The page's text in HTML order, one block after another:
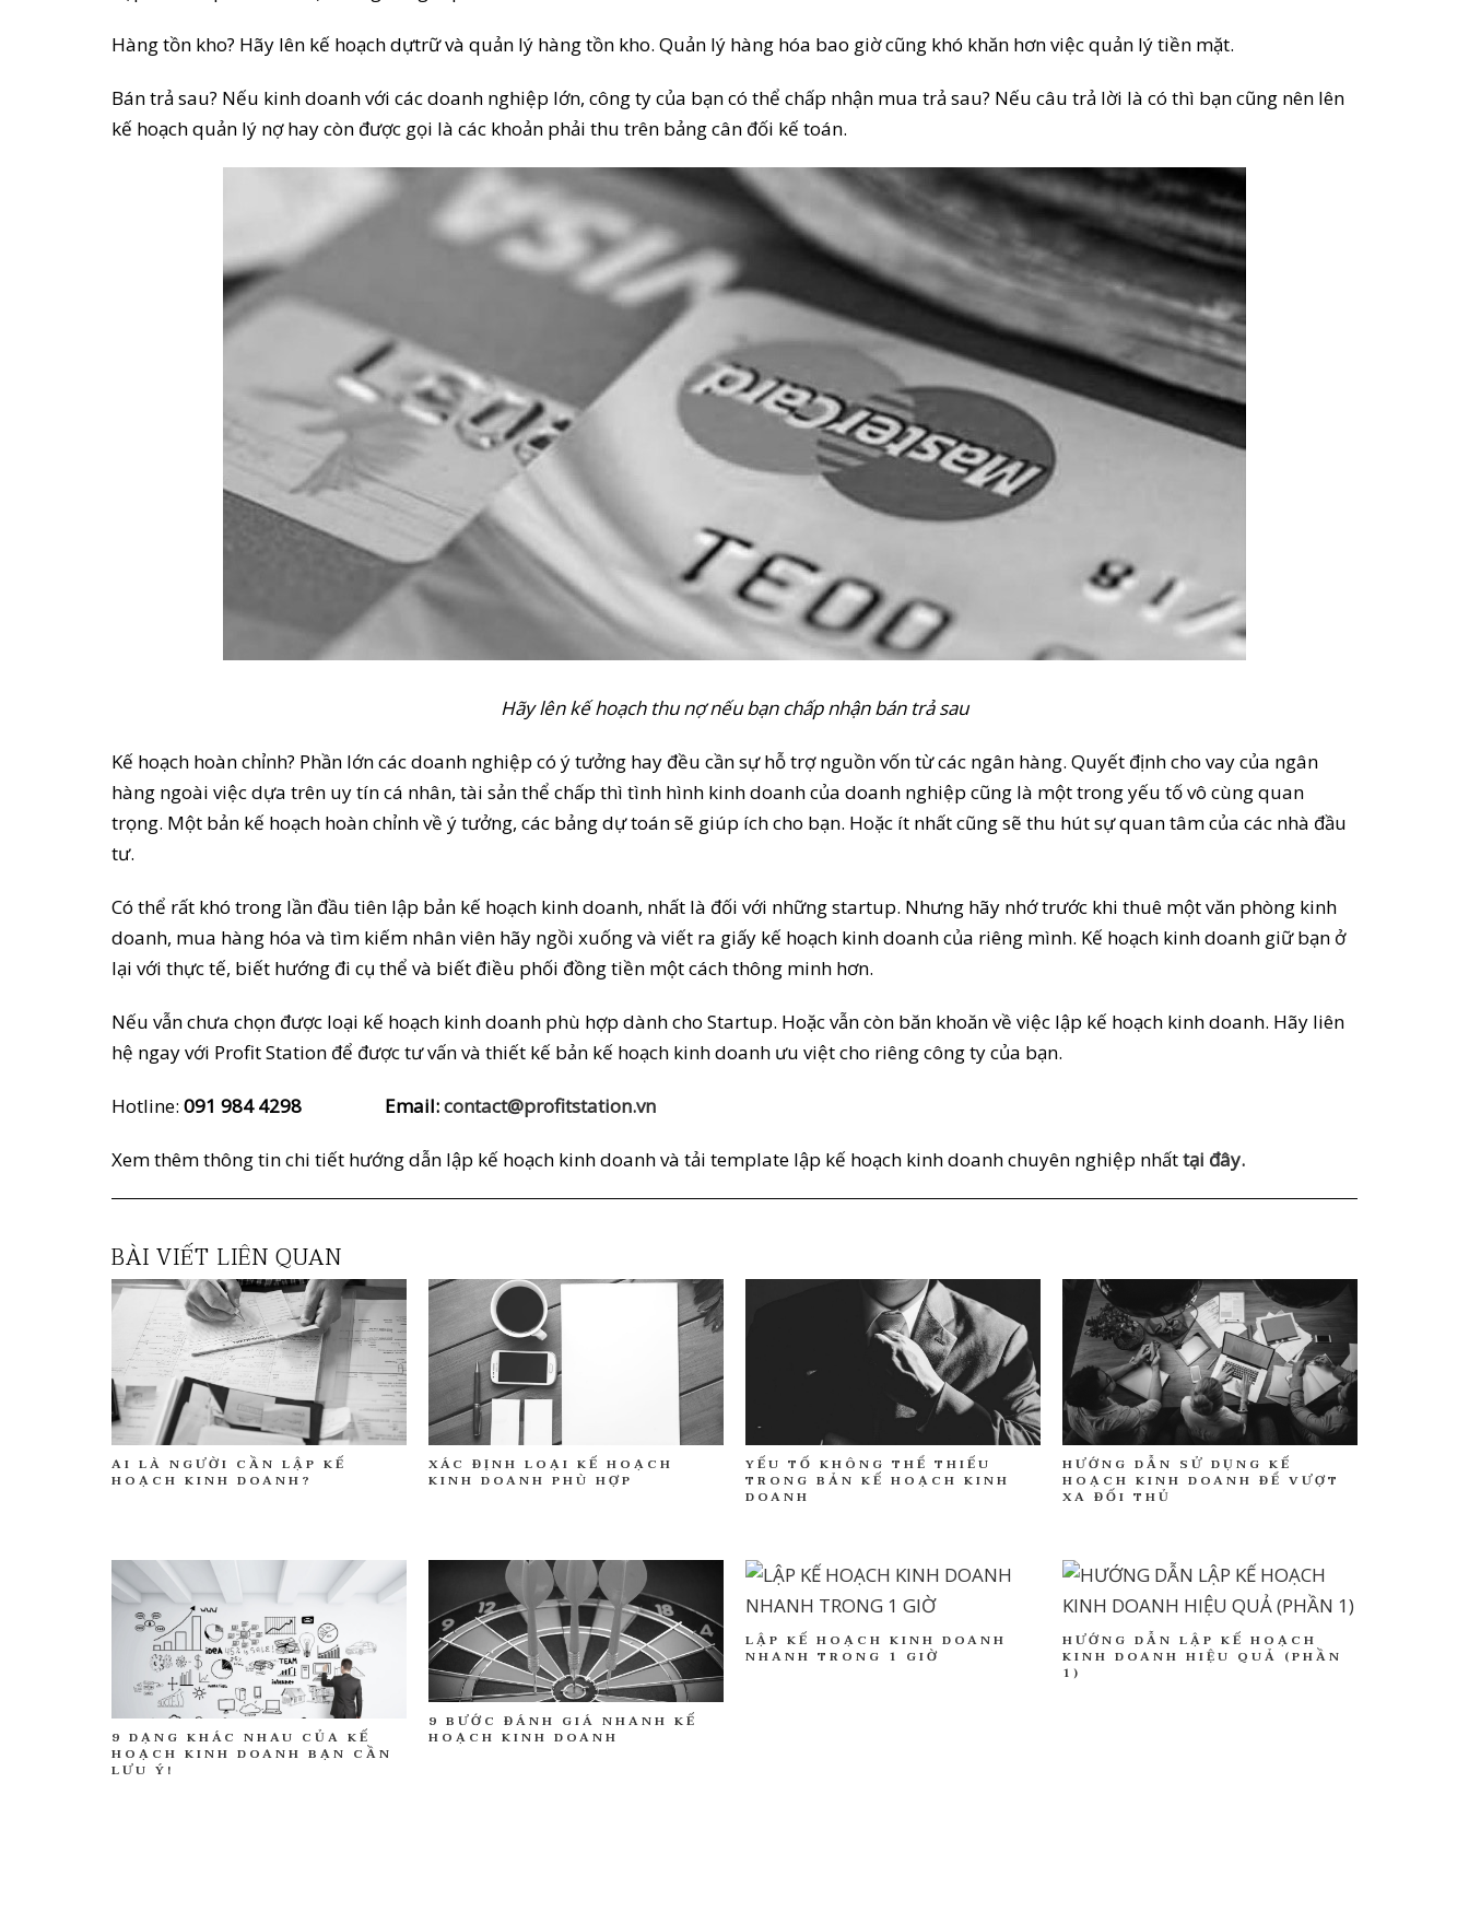
Hàng tồn kho? Hãy lên kế hoạch dựtrữ và quản lý hàng tồn kho. Quản lý hàng hóa bao giờ cũng khó khăn hơn việc quản lý tiền mặt.
Bán trả sau? Nếu kinh doanh với các doanh nghiệp lớn, công ty của bạn có thể chấp nhận mua trả sau? Nếu câu trả lời là có thì bạn cũng nên lên
kế hoạch quản lý nợ hay còn được gọi là các khoản phải thu trên bảng cân đối kế toán.
Hãy lên kế hoạch thu nợ nếu bạn chấp nhận bán trả sau
Kế hoạch hoàn chỉnh? Phần lớn các doanh nghiệp có ý tưởng hay đều cần sự hỗ trợ nguồn vốn từ các ngân hàng. Quyết định cho vay của ngân
hàng ngoài việc dựa trên uy tín cá nhân, tài sản thể chấp thì tình hình kinh doanh của doanh nghiệp cũng là một trong yếu tố vô cùng quan
trọng. Một bản kế hoạch hoàn chỉnh về ý tưởng, các bảng dự toán sẽ giúp ích cho bạn. Hoặc ít nhất cũng sẽ thu hút sự quan tâm của các nhà đầu
tư.
Có thể rất khó trong lần đầu tiên lập bản kế hoạch kinh doanh, nhất là đối với những startup. Nhưng hãy nhớ trước khi thuê một văn phòng kinh
doanh, mua hàng hóa và tìm kiếm nhân viên hãy ngồi xuống và viết ra giấy kế hoạch kinh doanh của riêng mình. Kế hoạch kinh doanh giữ bạn ở
lại với thực tế, biết hướng đi cụ thể và biết điều phối đồng tiền một cách thông minh hơn.
Nếu vẫn chưa chọn được loại kế hoạch kinh doanh phù hợp dành cho Startup. Hoặc vẫn còn băn khoăn về việc lập kế hoạch kinh doanh. Hãy liên
hệ ngay với Profit Station để được tư vấn và thiết kế bản kế hoạch kinh doanh ưu việt cho riêng công ty của bạn.
Hotline: 091 984 4298 Email:contact@profitstation.vn
Xem thêm thông tin chi tiết hướng dẫn lập kế hoạch kinh doanh và tải template lập kế hoạch kinh doanh chuyên nghiệp nhấttại đây.
BÀI VIẾT LIÊN QUAN
AI LÀ NGƯỜI CẦN LẬP KẾ
HOẠCH KINH DOANH?
XÁC ĐỊNH LOẠI KẾ HOẠCH
KINH DOANH PHÙ HỢP
YẾU TỐ KHÔNG THỂ THIẾU
TRONG BẢN KẾ HOẠCH KINH
DOANH
HƯỚNG DẪN SỬ DỤNG KẾ
HOẠCH KINH DOANH ĐỂ VƯỢT
XA ĐỐI THỦ
9 DẠNG KHÁC NHAU CỦA KẾ
HOẠCH KINH DOANH BẠN CẦN
LƯU Ý!
9 BƯỚC ĐÁNH GIÁ NHANH KẾ
HOẠCH KINH DOANH
LẬP KẾ HOẠCH KINH DOANH
NHANH TRONG 1 GIỜ
HƯỚNG DẪN LẬP KẾ HOẠCH
KINH DOANH HIỆU QUẢ (PHẦN
1)